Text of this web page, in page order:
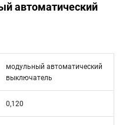
автоматический
модульный автоматический
выключатель
0,120